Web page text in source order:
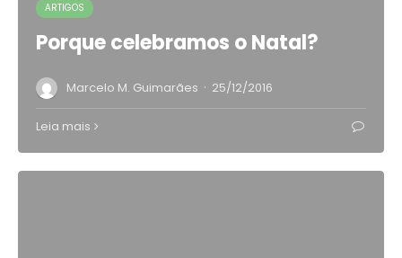
ARTIGOS
Porque celebramos o Natal?
Marcelo M. Guimarães · 25/12/2016
Leia mais